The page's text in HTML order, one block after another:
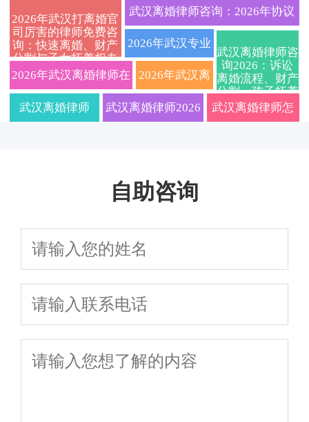
析协议离婚与
诉讼离婚全流
程避坑指南附
最新抚养权财
费用透明化？本地资
深婚姻家事律所一对
一咨询，帮您理清财
产分割与抚养权问
题，安心办理离婚手
律师超全攻略：
程序、财产债务
分割、抚养权争
夺关键要点一文
2026年武汉打离婚官
司厉害的律师免费咨
询：快速离婚、财产
分割与子女抚养权专
业指导
武汉离婚律师咨询：2026年协议
离婚与诉讼离婚流程、费用及财
产分割全攻略
2026年武汉专业
离婚律师事务所
哪家好？协议离
在线免费咨询
2026年武汉离婚律师在
线免费咨询：协议离婚
2026年武汉离
婚律师深度指
与子女抚养权
析，免费在线
答疑
武汉离婚律师咨
询2026：诉讼
离婚流程、财产
分割、孩子抚养
权归属及律师费
武汉离婚律师 武汉离婚律师2026
的财产分割、子女
武汉离婚律师怎
自助咨询